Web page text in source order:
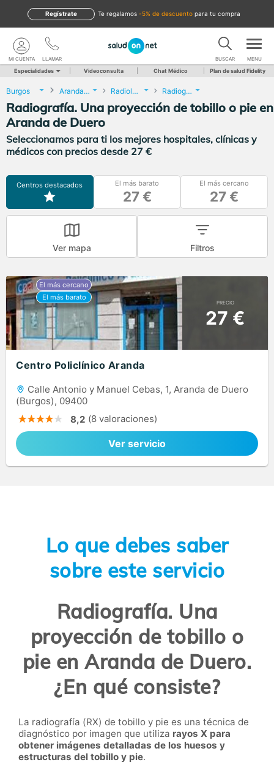
te regalamos -5% de descuento para tu compra
Regístrate
LLAMAR
MI CUENTA BUSCAR MENU
Especialidades Videoconsulta Chat Médico Plan de salud Fidelity
Burgos Aranda de Duero Radiología Radiografía. Una proyección de tobillo o pie
Radiografía. Una proyección de tobillo o pie en
Aranda de Duero
Seleccionamos para ti los mejores hospitales, clínicas y
médicos con precios desde 27 €
Centros destacados El más barato
27 €
El más cercano
27 €
Ver mapa Filtros
PRECIO
27 €
Centro Policlínico Aranda
Calle Antonio y Manuel Cebas, 1, Aranda de Duero
(Burgos), 09400
8,2 (8 valoraciones)
Ver servicio
Lo que debes saber
sobre este servicio
Radiografía. Una
proyección de tobillo o
pie en Aranda de Duero.
¿En qué consiste?
La radiografía (RX) de tobillo y pie es una técnica de
diagnóstico por imagen que utiliza rayos X para
obtener imágenes detalladas de los huesos y
estructuras del tobillo y pie.